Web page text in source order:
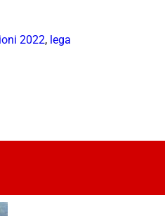
2022, lega